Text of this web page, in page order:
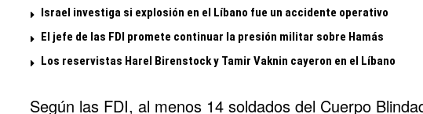
Israel investiga si explosión en el Líbano fue un accidente operativo
El jefe de las FDI promete continuar la presión militar sobre Hamás
Los reservistas Harel Birenstock y Tamir Vaknin cayeron en el Líbano
Según las FDI, al menos 14 soldados del Cuerpo